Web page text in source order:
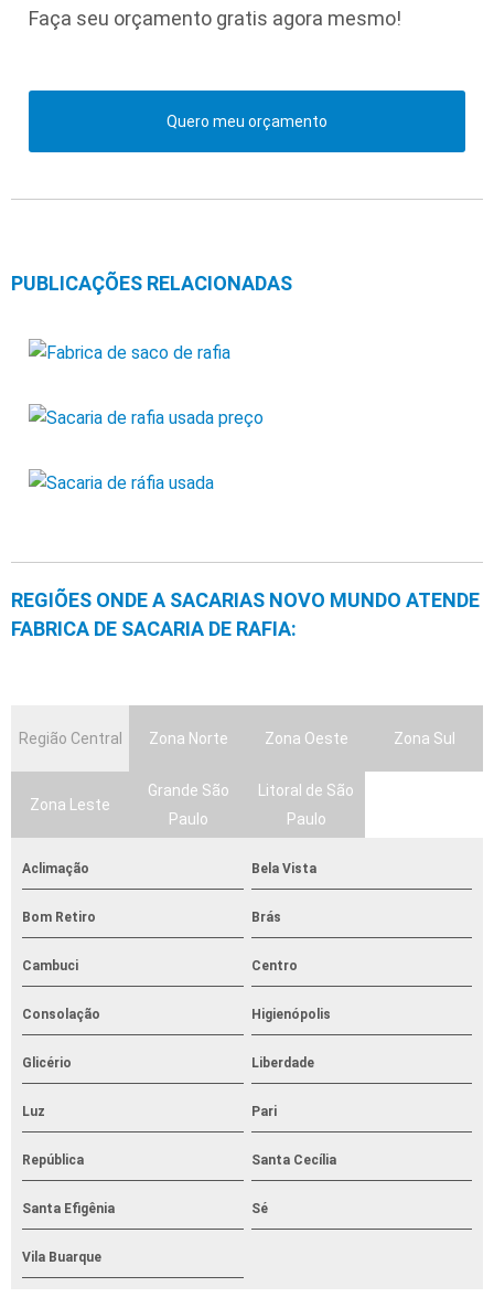
Faça seu orçamento gratis agora mesmo!
Quero meu orçamento
PUBLICAÇÕES RELACIONADAS
REGIÕES ONDE A SACARIAS NOVO MUNDO ATENDE
FABRICA DE SACARIA DE RAFIA:
Região Central Zona Norte Zona Oeste Zona Sul
Zona Leste
Grande São
Paulo
Litoral de São
Paulo
Aclimação Bela Vista
Bom Retiro Brás
Cambuci Centro
Consolação Higienópolis
Glicério Liberdade
Luz Pari
República Santa Cecília
Santa Efigênia Sé
Vila Buarque